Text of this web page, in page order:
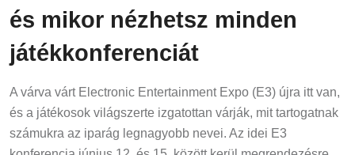
és mikor nézhetsz minden
játékkonferenciát
A várva várt Electronic Entertainment Expo (E3) újra itt van,
és a játékosok világszerte izgatottan várják, mit tartogatnak
számukra az iparág legnagyobb nevei. Az idei E3